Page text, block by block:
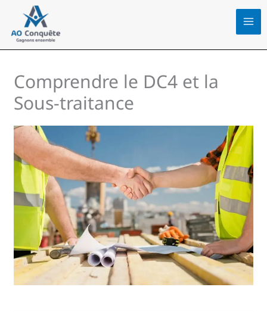
contenu
Comprendre le DC4 et la
Sous-traitance